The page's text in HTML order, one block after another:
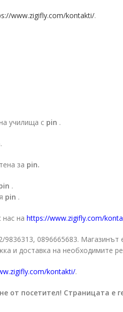
www.zigifly.com/kontakti/.
училища с pin .
.
за pin.
.
pin .
на https://www.zigifly.com/
0896665683. Магазинът
и доставка на необходимите
kontakti/.
от посетител! Страницата е